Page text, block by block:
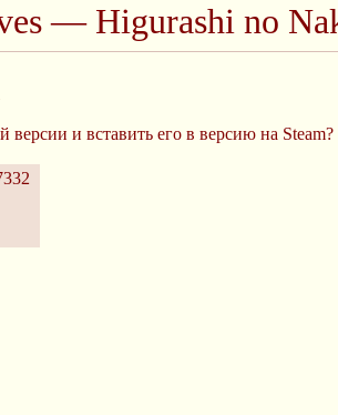
— Higurashi no
и вставить его в версию на Steam?